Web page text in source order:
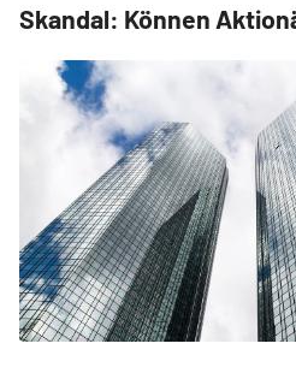
Skandal: Können